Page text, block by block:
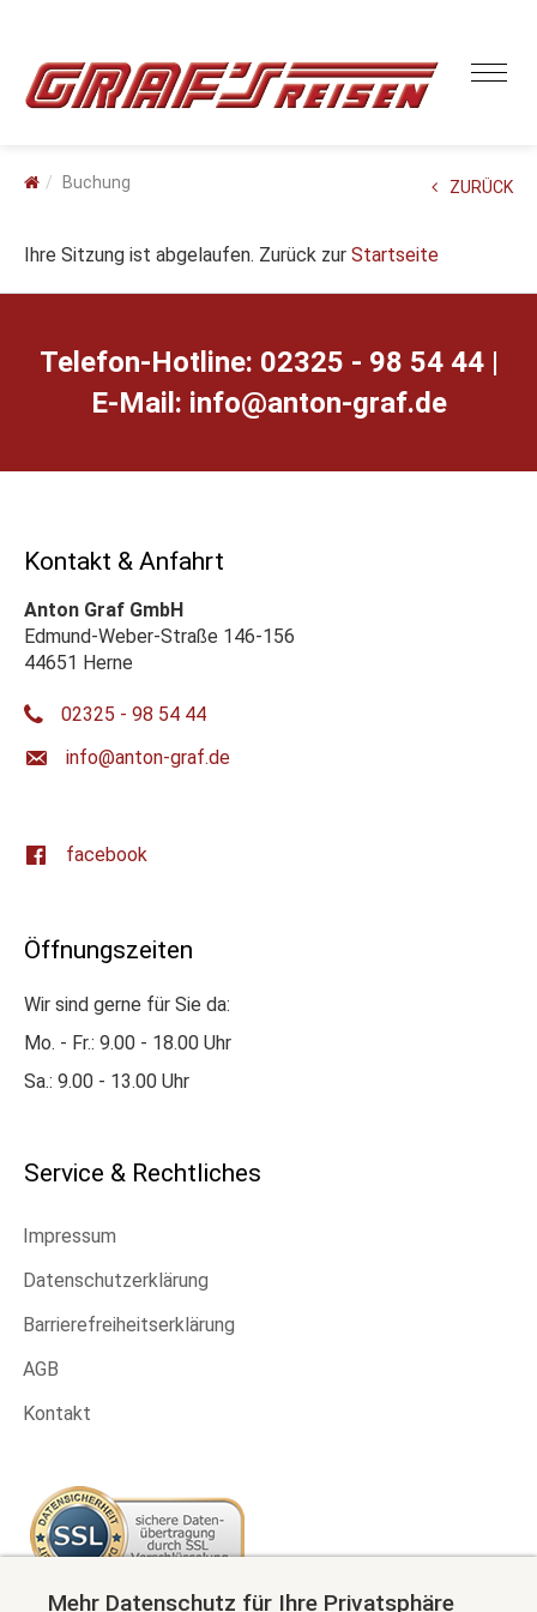
Buchung ZURÜCK
Ihre Sitzung ist abgelaufen. Zurück zur Startseite
Telefon-Hotline: 02325 - 98 54 44 |
E-Mail: ed.farg-notna@ofni
Kontakt & Anfahrt
Anton Graf GmbH
Edmund-Weber-Straße 146-156
44651 Herne
02325 - 98 54 44
ed.farg-notna@ofni
facebook
Öffnungszeiten
Wir sind gerne für Sie da:
Mo. - Fr.: 9.00 - 18.00 Uhr
Sa.: 9.00 - 13.00 Uhr
Service & Rechtliches
Impressum
Datenschutzerklärung
Barrierefreiheitserklärung
AGB
Kontakt
Mehr Datenschutz für Ihre Privatsphäre